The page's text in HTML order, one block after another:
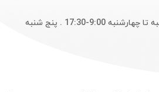
پاسخگوی شما هستیم : شنبه تا چهارشنبه 9:00-17:30 . پنج شنبه